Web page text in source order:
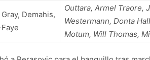
Gray, Demahis,
Outtara, Armel Traore,
Westermann, Donta
Motum, Will Thomas,